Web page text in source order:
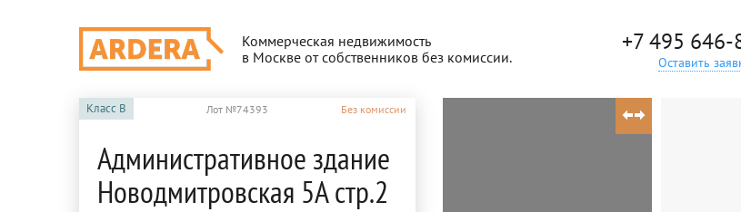
Коммерческая недвижимость
в Москве от собственников без комиссии.
+7 495 646-
Оставить
Класс B Лот №74393 Без комиссии
Административное здание
Новодмитровская 5А стр.2